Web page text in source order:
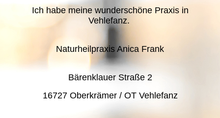
Ich habe meine wunderschöne Praxis in
Vehlefanz.
Naturheilpraxis Anica Frank
Bärenklauer Straße 2
16727 Oberkrämer / OT Vehlefanz